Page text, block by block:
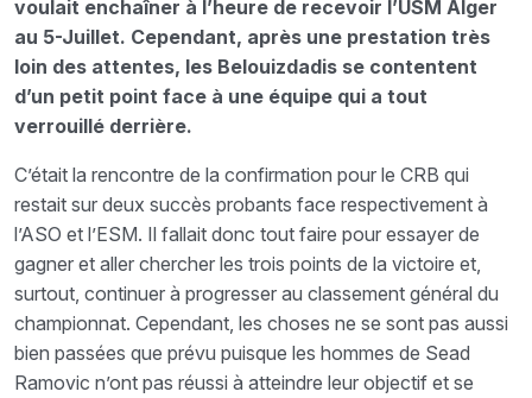
voulait enchaîner à l’heure de recevoir l’USM Alger
au 5-Juillet. Cependant, après une prestation très
loin des attentes, les Belouizdadis se contentent
d’un petit point face à une équipe qui a tout
verrouillé derrière.
C’était la rencontre de la confirmation pour le CRB qui
restait sur deux succès probants face respectivement à
l’ASO et l’ESM. Il fallait donc tout faire pour essayer de
gagner et aller chercher les trois points de la victoire et,
surtout, continuer à progresser au classement général du
championnat. Cependant, les choses ne se sont pas aussi
bien passées que prévu puisque les hommes de Sead
Ramovic n’ont pas réussi à atteindre leur objectif et se